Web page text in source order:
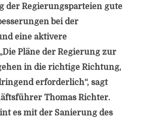
der Regierungsparteien gute
bei der
eine aktivere
Pläne der Regierung zur
in die richtige Richtung,
erforderlich“, sagt
Thomas Richter.
es mit der Sanierung des